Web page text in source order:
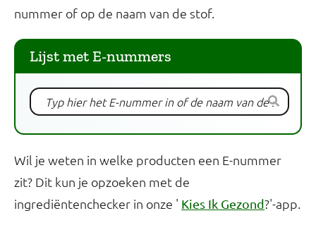
nummer of op de naam van de stof.
Lijst met E-nummers
Wil je weten in welke producten een E-nummer
zit? Dit kun je opzoeken met de
ingrediëntenchecker in onze ' Kies Ik Gezond?'-app.